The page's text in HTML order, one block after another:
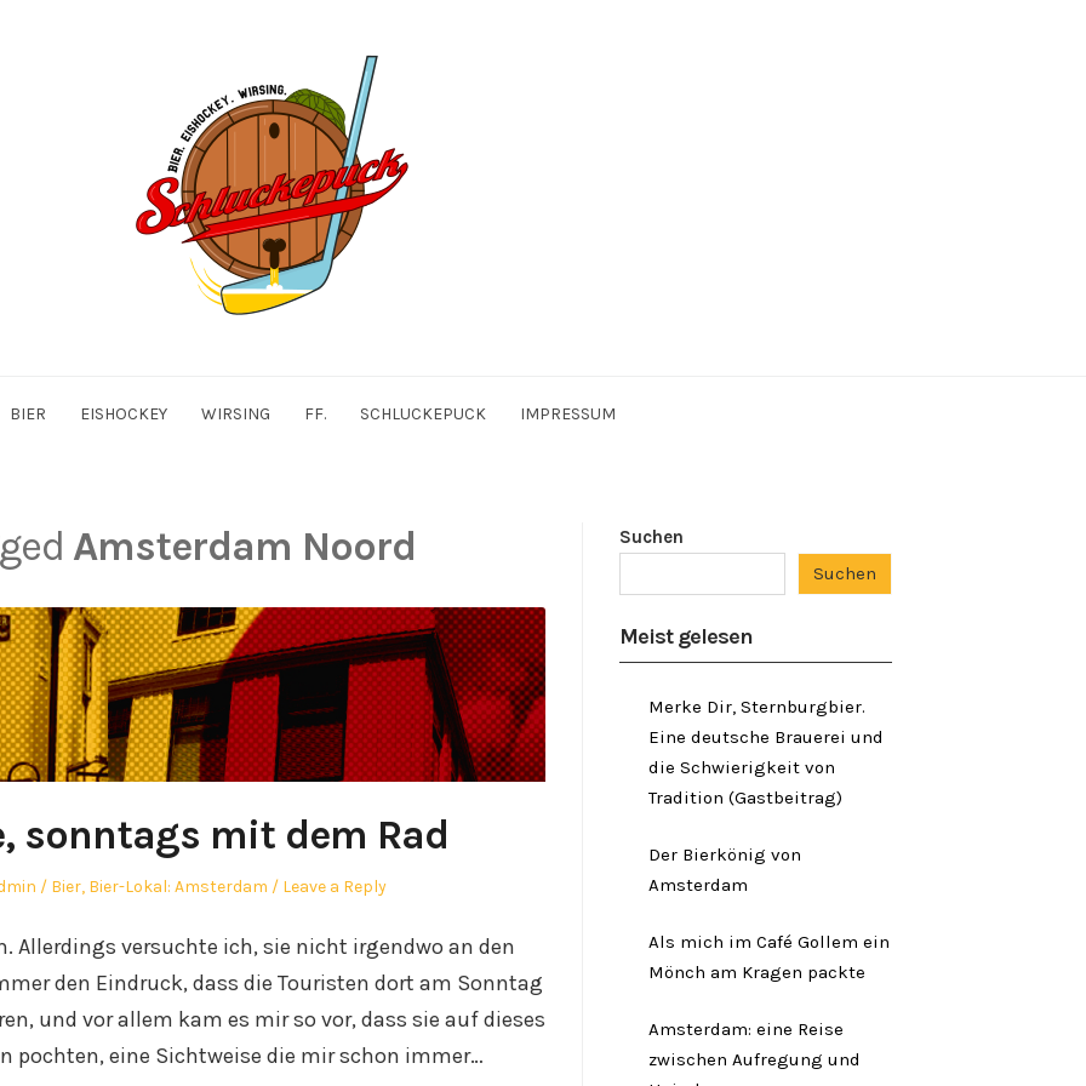
BIER EISHOCKEY WIRSING FF. SCHLUCKEPUCK IMPRESSUM
Amsterdam Noord
sonntags mit dem Rad
Posted
Bier, Bier-Lokal: Amsterdam Leave a Reply
Allerdings versuchte ich, sie nicht irgendwo an den
den Eindruck, dass die Touristen dort am Sonntag
und vor allem kam es mir so vor, dass sie auf dieses
pochten, eine Sichtweise die mir schon immer…
Suchen
Suchen
Meist gelesen
Merke Dir, Sternburgbier.
Eine deutsche Brauerei und
die Schwierigkeit von
Tradition (Gastbeitrag)
Der Bierkönig von
Amsterdam
Als mich im Café Gollem ein
Mönch am Kragen packte
Amsterdam: eine Reise
zwischen Aufregung und